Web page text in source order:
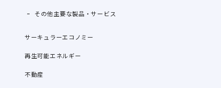
その他主要な製品・サービス
サーキュラーエコノミー
再生可能エネルギー
不動産